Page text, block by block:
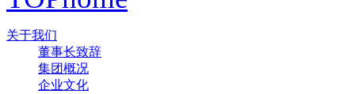
关于我们
董事长致辞
集团概况
企业文化